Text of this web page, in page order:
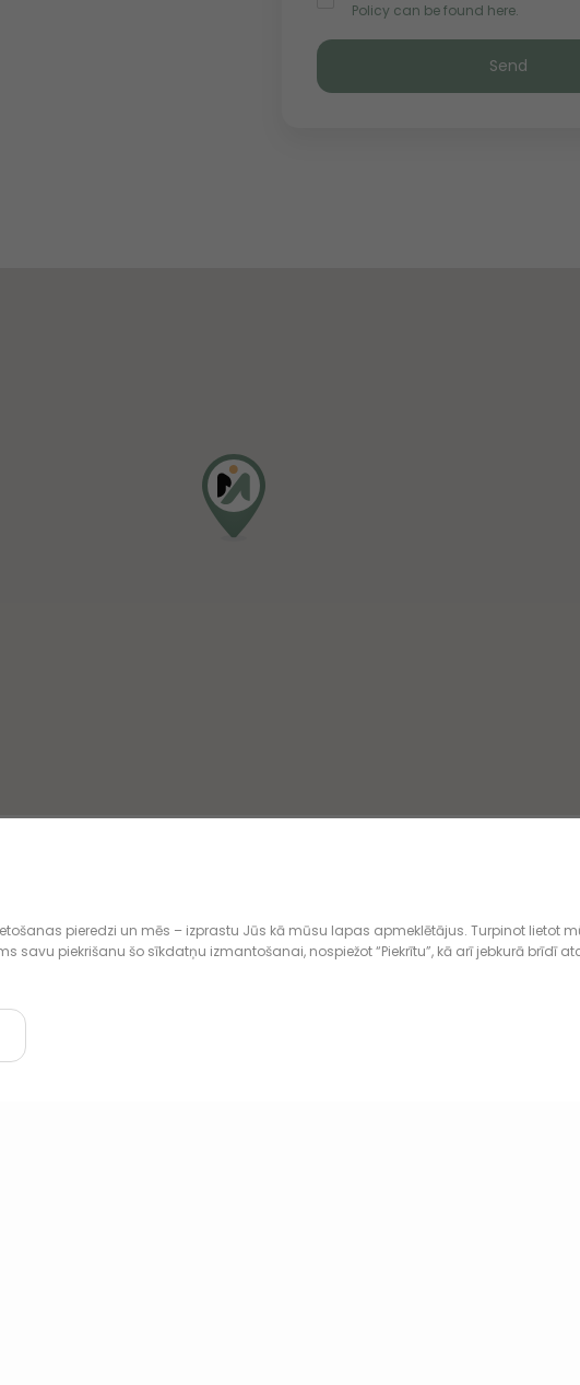
Policy can be found here.
Send
pieredzi un mēs – izprastu Jūs kā mūsu lapas apmeklētājus. Turpinot lietot
piekrišanu šo sīkdatņu izmantošanai, nospiežot “Piekrītu”, kā arī jebkurā brīdī